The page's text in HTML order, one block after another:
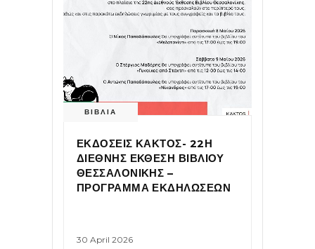
ΒΙΒΛΙΑ
ΕΚΔΟΣΕΙΣ ΚΑΚΤΟΣ- 22Η
ΔΙΕΘΝΗΣ ΕΚΘΕΣΗ ΒΙΒΛΙΟΥ
ΘΕΣΣΑΛΟΝΙΚΗΣ –
ΠΡΟΓΡΑΜΜΑ ΕΚΔΗΛΩΣΕΩΝ
30 April 2026